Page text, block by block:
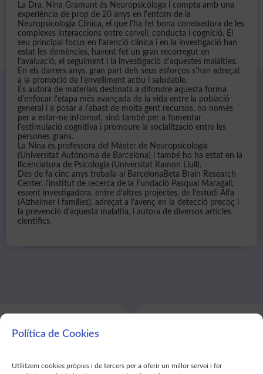
Política de Cookies
Utilitzem cookies pròpies i de tercers per a oferir un millor servei i fer
La Dra. Nina Gramunt és Neuropsicòloga i compta amb una
experiència de prop de 20 anys en l'entorn de la
Neuropsicologia Clínica, el que l'ha fet bona coneixedora de les
complexes interaccions entre cervell, conducta i cognició. El
seu principal focus en l'atenció clínica i en la investigació han
estat les demències, havent fet un gran recorregut en
l'avaluació, el seguiment i la investigació d'aquestes malalties.
En els darrers anys, gran part dels seus esforços s'han adreçat
a la promoció de l'envelliment actiu i saludable.
És autora de materials destinats a difondre aquesta forma
d'enfocar l'etapa més avançada de la vida entre la població
general i a posar a l'abast de molta gent recursos, no només
per a estar-ne informat, sinó també per a fomentar
l'estimulació cognitiva i promoure la socialització entre les
persones grans.
La Nina és professora del Màster de Neuropsicologia
(Universitat Autònoma de Barcelona) i també ho ha estat en la
llicenciatura de Psicologia (Universitat Ramon Liull).
Des de fa cinc anys treballa al BarcelonaBeta Brain Research
Center, l'institut de recerca de la Fundació Pasqual Maragall,
essent investigadora, entre d'altres projectes, de l'estudi Alfa
(Alzheimer i famílies), adreçat a l'avenç en la detecció precoç i
la prevenció d’aquesta malaltia, i autora de diversos articles
científics.